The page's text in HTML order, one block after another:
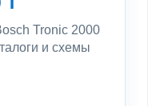
Tronic 2000
и схемы